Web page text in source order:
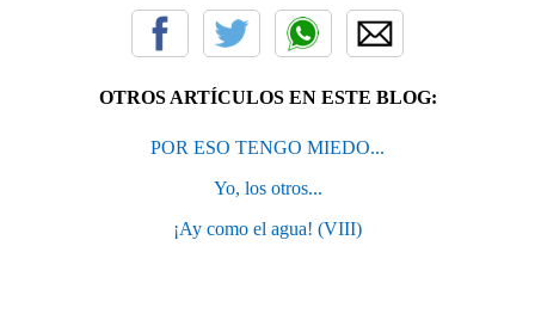
OTROS ARTÍCULOS EN ESTE BLOG:
POR ESO TENGO MIEDO...
Yo, los otros...
¡Ay como el agua! (VIII)